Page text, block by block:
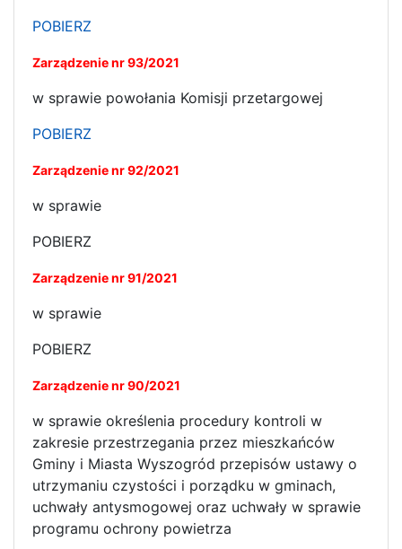
POBIERZ
Zarządzenie nr 93/2021
w sprawie powołania Komisji przetargowej
POBIERZ
Zarządzenie nr 92/2021
w sprawie
POBIERZ
Zarządzenie nr 91/2021
w sprawie
POBIERZ
Zarządzenie nr 90/2021
w sprawie określenia procedury kontroli w
zakresie przestrzegania przez mieszkańców
Gminy i Miasta Wyszogród przepisów ustawy o
utrzymaniu czystości i porządku w gminach,
uchwały antysmogowej oraz uchwały w sprawie
programu ochrony powietrza